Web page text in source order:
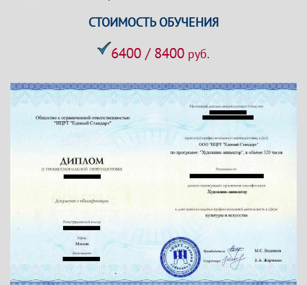
СТОИМОСТЬ ОБУЧЕНИЯ
6400 / 8400 руб.